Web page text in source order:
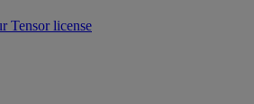
Tensor license